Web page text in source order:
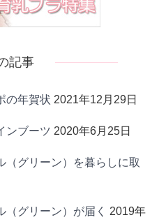
記事
の年賀状 2021年12月29日
ンブーツ 2020年6月25日
（グリーン）を暮らしに取
グリーン）が届く
2019年